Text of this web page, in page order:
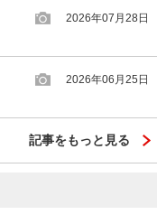
2026年07月28日
2026年06月25日
記事をもっと見る